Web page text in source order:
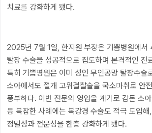
치료를 강화하게 됐다.
2025년 7월 1일, 한지원 부장은 기쁨병원에서
탈장 수술을 성공적으로 집도하며 본격적인 진
특히 기쁨병원은 이미 성인 무인공망 탈장수술
소아에서도 절개 고위결찰술을 국소마취로 안
풍부하다. 이번 전문의 영입을 계기로 감돈 소
등 복잡한 사례에는 복강경 수술도 적극 도입해
정밀성과 전문성을 한층 강화하게 됐다.